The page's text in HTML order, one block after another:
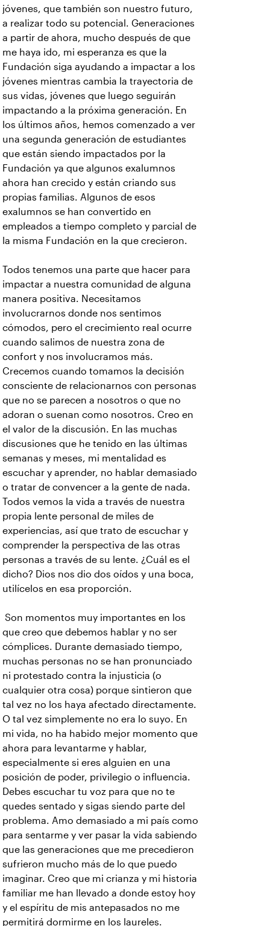
jóvenes, que también son nuestro futuro,
a realizar todo su potencial. Generaciones
a partir de ahora, mucho después de que
me haya ido, mi esperanza es que la
Fundación siga ayudando a impactar a los
jóvenes mientras cambia la trayectoria de
sus vidas, jóvenes que luego seguirán
impactando a la próxima generación. En
los últimos años, hemos comenzado a ver
una segunda generación de estudiantes
que están siendo impactados por la
Fundación ya que algunos exalumnos
ahora han crecido y están criando sus
propias familias. Algunos de esos
exalumnos se han convertido en
empleados a tiempo completo y parcial de
la misma Fundación en la que crecieron.
Todos tenemos una parte que hacer para
impactar a nuestra comunidad de alguna
manera positiva. Necesitamos
involucrarnos donde nos sentimos
cómodos, pero el crecimiento real ocurre
cuando salimos de nuestra zona de
confort y nos involucramos más.
Crecemos cuando tomamos la decisión
consciente de relacionarnos con personas
que no se parecen a nosotros o que no
adoran o suenan como nosotros. Creo en
el valor de la discusión. En las muchas
discusiones que he tenido en las últimas
semanas y meses, mi mentalidad es
escuchar y aprender, no hablar demasiado
o tratar de convencer a la gente de nada.
Todos vemos la vida a través de nuestra
propia lente personal de miles de
experiencias, así que trato de escuchar y
comprender la perspectiva de las otras
personas a través de su lente. ¿Cuál es el
dicho? Dios nos dio dos oídos y una boca,
utilícelos en esa proporción.
Son momentos muy importantes en los
que creo que debemos hablar y no ser
cómplices. Durante demasiado tiempo,
muchas personas no se han pronunciado
ni protestado contra la injusticia (o
cualquier otra cosa) porque sintieron que
tal vez no los haya afectado directamente.
O tal vez simplemente no era lo suyo. En
mi vida, no ha habido mejor momento que
ahora para levantarme y hablar,
especialmente si eres alguien en una
posición de poder, privilegio o influencia.
Debes escuchar tu voz para que no te
quedes sentado y sigas siendo parte del
problema. Amo demasiado a mi país como
para sentarme y ver pasar la vida sabiendo
que las generaciones que me precedieron
sufrieron mucho más de lo que puedo
imaginar. Creo que mi crianza y mi historia
familiar me han llevado a donde estoy hoy
y el espíritu de mis antepasados no me
permitirá dormirme en los laureles.